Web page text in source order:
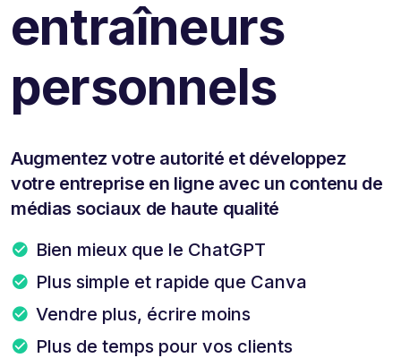
entraîneurs
personnels
Augmentez votre autorité et développez
votre entreprise en ligne avec un contenu de
médias sociaux de haute qualité
Bien mieux que le ChatGPT
Plus simple et rapide que Canva
Vendre plus, écrire moins
Plus de temps pour vos clients